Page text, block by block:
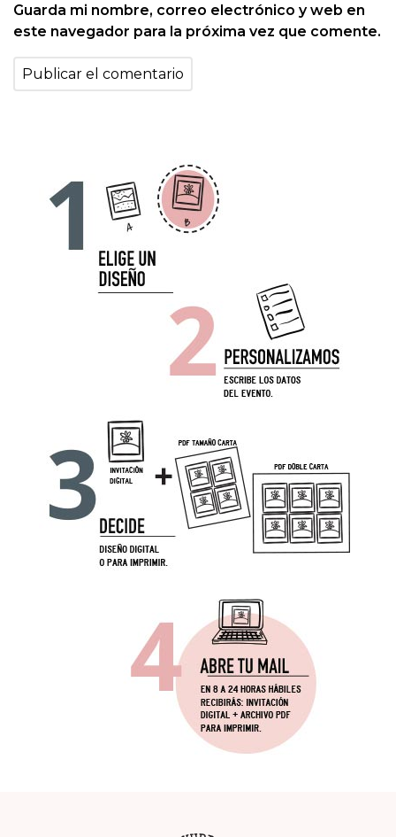
Guarda mi nombre, correo electrónico y web en
este navegador para la próxima vez que comente.